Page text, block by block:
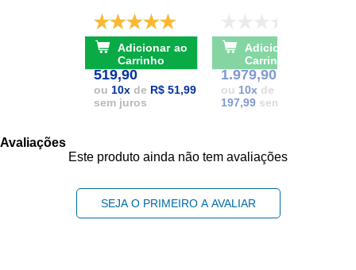
De: R$ 741,17
POR: R$
519,90
ou 10xde R$ 51,99
sem juros
Carrinho
De: R$ 2.111,37
POR: R$
1.979,90
ou 10x de
197,99sem juros
Carrinho
Avaliações
Este produto ainda não tem avaliações
SEJA O PRIMEIRO A AVALIAR